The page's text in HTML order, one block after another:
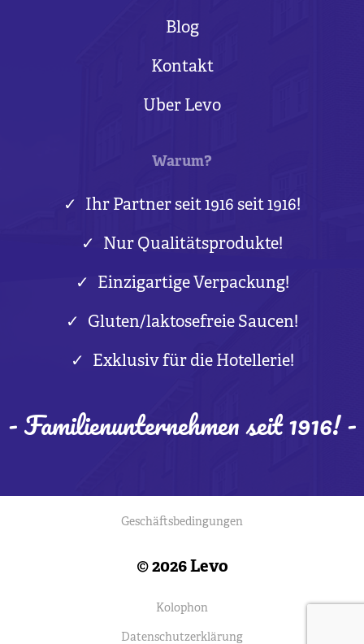
Blog
Kontakt
Uber Levo
Warum?
Ihr Partner seit 1916 seit 1916!
Nur Qualitätsprodukte!
Einzigartige Verpackung!
Gluten/laktosefreie Saucen!
Exklusiv für die Hotellerie!
- Familienunternehmen seit 1916! -
Geschäftsbedingungen
© 2026 Levo
Kolophon
Datenschutzerklärung